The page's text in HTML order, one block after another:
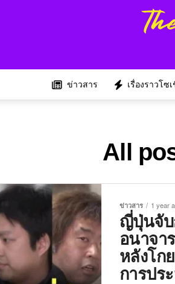
ข่าวสาร เรื่องราวโซ
All
ข่าวสาร 1 year
ญี่ปุ่นจับ
อนาจา
หลังโก
การปร